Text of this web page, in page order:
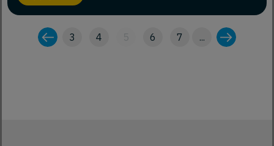
3 4 5 6 7 ...